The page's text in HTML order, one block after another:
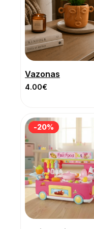
Vazonas
4.00€
-20%
-20%